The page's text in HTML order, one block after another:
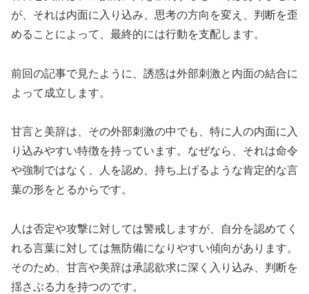
が、それは内面に入り込み、思考の方向を変え、判断を歪
めることによって、最終的には行動を支配します。
前回の記事で見たように、誘惑は外部刺激と内面の結合に
よって成立します。
甘言と美辞は、その外部刺激の中でも、特に人の内面に入
り込みやすい特徴を持っています。なぜなら、それは命令
や強制ではなく、人を認め、持ち上げるような肯定的な言
葉の形をとるからです。
人は否定や攻撃に対しては警戒しますが、自分を認めてく
れる言葉に対しては無防備になりやすい傾向があります。
そのため、甘言や美辞は承認欲求に深く入り込み、判断を
揺さぶる力を持つのです。